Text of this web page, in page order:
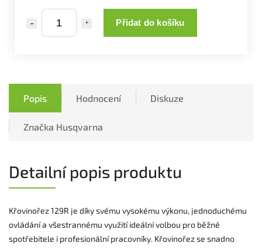
Přidat do košíku
Popis Hodnocení Diskuze
Značka Husqvarna
Detailní popis produktu
Křovinořez 129R je díky svému vysokému výkonu, jednoduchému
ovládání a všestrannému využití ideální volbou pro běžné
spotřebitele i profesionální pracovníky. Křovinořez se snadno